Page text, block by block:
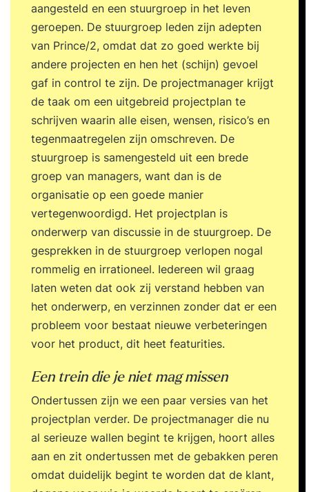
aangesteld en een stuurgroep in het leven
geroepen. De stuurgroep leden zijn adepten
van Prince/2, omdat dat zo goed werkte bij
andere projecten en hen het (schijn) gevoel
gaf in control te zijn. De projectmanager krijgt
de taak om een uitgebreid projectplan te
schrijven waarin alle eisen, wensen, risico’s en
tegenmaatregelen zijn omschreven. De
stuurgroep is samengesteld uit een brede
groep van managers, want dan is de
organisatie op een goede manier
vertegenwoordigd. Het projectplan is
onderwerp van discussie in de stuurgroep. De
gesprekken in de stuurgroep verlopen nogal
rommelig en irrationeel. Iedereen wil graag
laten weten dat ook zij verstand hebben van
het onderwerp, en verzinnen zonder dat er een
probleem voor bestaat nieuwe verbeteringen
voor het product, dit heet featurities.
Een trein die je niet mag missen
Ondertussen zijn we een paar versies van het
projectplan verder. De projectmanager die nu
al serieuze wallen begint te krijgen, hoort alles
aan en zit ondertussen met de gebakken peren
omdat duidelijk begint te worden dat de klant,